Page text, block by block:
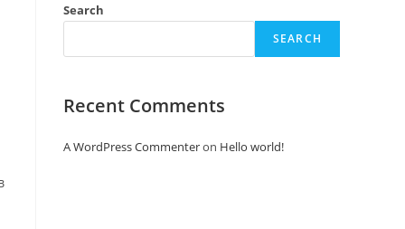
Search
SEARCH
Recent Comments
A WordPress Commenteron Hello world!